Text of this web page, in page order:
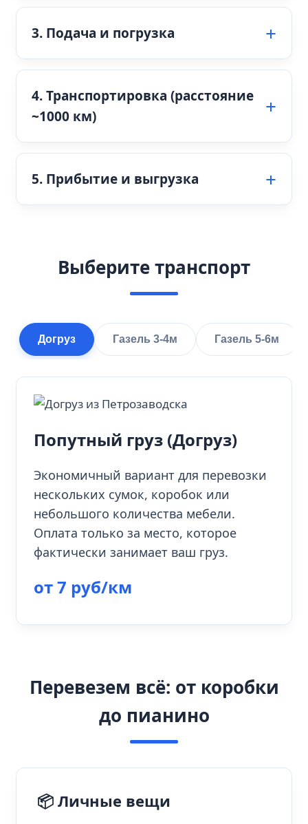
3. Подача и погрузка
4. Транспортировка (расстояние
~1000 км)
5. Прибытие и выгрузка
Выберите транспорт
Догруз Газель 3-4м Газель 5-6м
Попутный груз (Догруз)
Экономичный вариант для перевозки
нескольких сумок, коробок или
небольшого количества мебели.
Оплата только за место, которое
фактически занимает ваш груз.
от 7 руб/км
Перевезем всё: от коробки
до пианино
📦 Личные вещи